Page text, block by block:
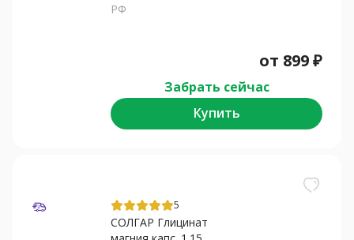
РФ
от 899₽
Забрать сейчас
Купить
5
СОЛГАР Глицинат